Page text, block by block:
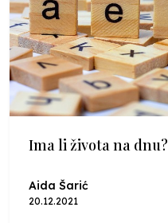
Ima li života na dnu?
Aida Šarić
20.12.2021